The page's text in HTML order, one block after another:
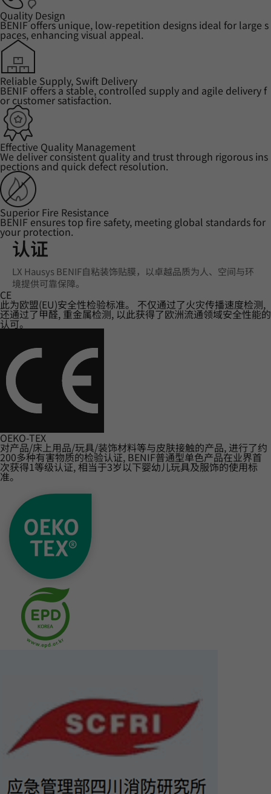
Quality Design
BENIF offers unique, low-repetition designs ideal for large s
paces, enhancing visual appeal.
Reliable Supply, Swift Delivery
BENIF offers a stable, controlled supply and agile delivery f
or customer satisfaction.
Effective Quality Management
We deliver consistent quality and trust through rigorous ins
pections and quick defect resolution.
Superior Fire Resistance
BENIF ensures top fire safety, meeting global standards for
your protection.
认证
LX Hausys BENIF自粘装饰贴膜，以卓越品质为人、空间与环
境提供可靠保障。
CE
此为欧盟(EU)安全性检验标准。 不仅通过了火灾传播速度检测,
还通过了甲醛, 重金属检测, 以此获得了欧洲流通领域安全性能的
认可。
OEKO-TEX
对产品/床上用品/玩具/装饰材料等与皮肤接触的产品, 进行了约
200多种有害物质的检验认证, BENIF普通型单色产品在业界首
次获得1等级认证, 相当于3岁以下婴幼儿玩具及服饰的使用标
准。